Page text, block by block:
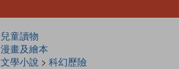
兒童讀物
漫畫及繪本
文學小說 > 科幻歷險